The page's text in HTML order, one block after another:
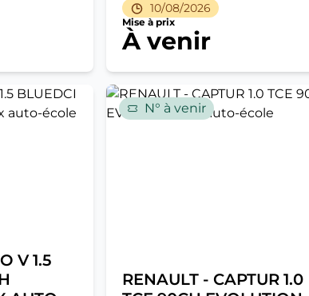
10/08/2026
Mise à prix
À venir
V 1.5
N° à venir
RENAULT - CAPTUR 1.0